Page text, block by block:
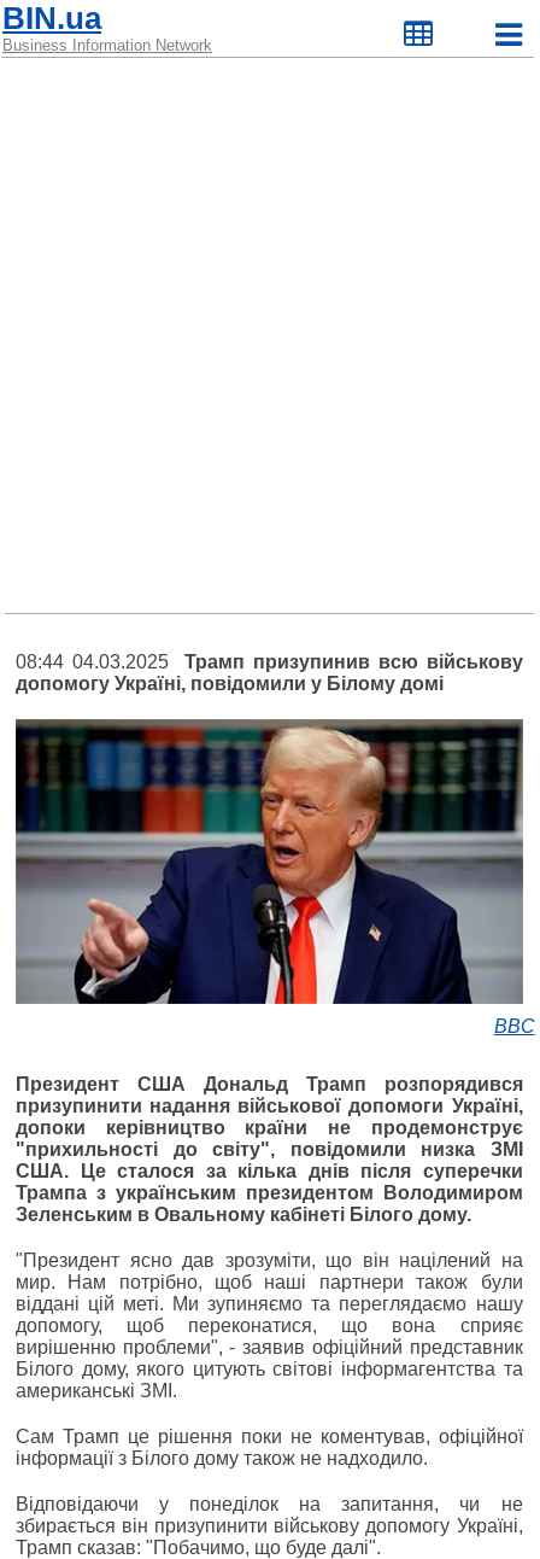
BIN.ua
Business Information Network
08:44 04.03.2025Трамп призупинив всю військову
допомогу Україні, повідомили у Білому домі
BBC
Президент США Дональд Трамп розпорядився
призупинити надання військової допомоги Україні,
допоки керівництво країни не продемонструє
"прихильності до світу", повідомили низка ЗМІ
США. Це сталося за кілька днів після суперечки
Трампа з українським президентом Володимиром
Зеленським в Овальному кабінеті Білого дому.
"Президент ясно дав зрозуміти, що він націлений на
мир. Нам потрібно, щоб наші партнери також були
віддані цій меті. Ми зупиняємо та переглядаємо нашу
допомогу, щоб переконатися, що вона сприяє
вирішенню проблеми", - заявив офіційний представник
Білого дому, якого цитують світові інформагентства та
американські ЗМІ.
Сам Трамп це рішення поки не коментував, офіційної
інформації з Білого дому також не надходило.
Відповідаючи у понеділок на запитання, чи не
збирається він призупинити військову допомогу Україні,
Трамп сказав: "Побачимо, що буде далі".